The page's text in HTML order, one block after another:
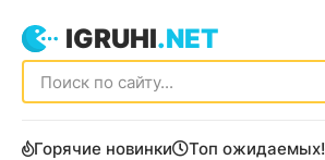
IGRUHI.NET
Горячие новинки Топ ожидаемых!